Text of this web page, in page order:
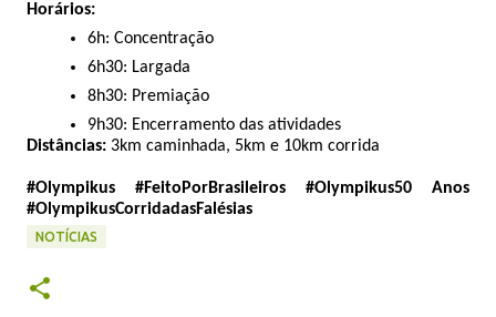
Horários:
6h: Concentração
6h30: Largada
8h30: Premiação
9h30: Encerramento das atividades
Distâncias: 3km caminhada, 5km e 10km corrida
#Olympikus #FeitoPorBrasileiros #Olympikus50 Anos
#OlympikusCorridadasFalésias
NOTÍCIAS